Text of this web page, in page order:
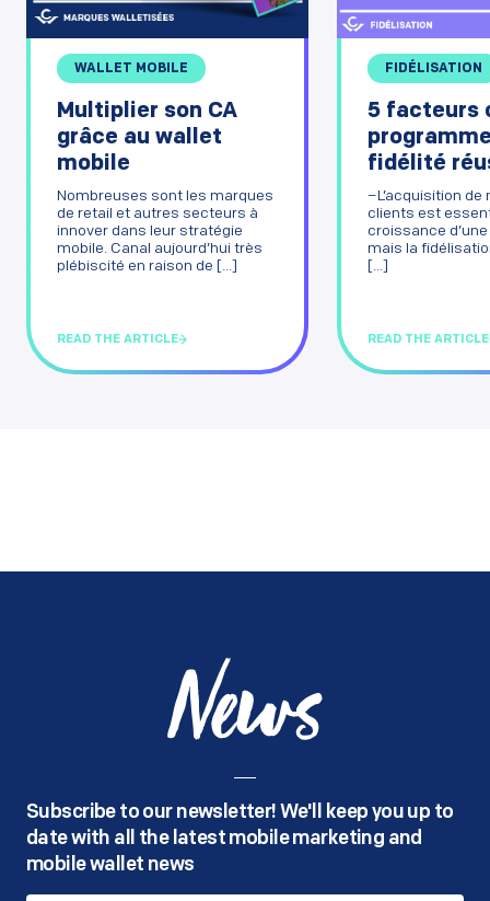
WALLET MOBILE
Multiplier son CA
grâce au wallet
mobile
Nombreuses sont les marques
de retail et autres secteurs à
innover dans leur stratégie
mobile. Canal aujourd’hui très
plébiscité en raison de [...]
READ THE ARTICLE
FIDÉLISATION
5 facteurs
fidélité
–L’acquisition de
clients est
croissance
mais la
[...]
READ THE ARTICLE
News
Subscribe to our newsletter! We'll keep you up to
date with all the latest mobile marketing and
mobile wallet news